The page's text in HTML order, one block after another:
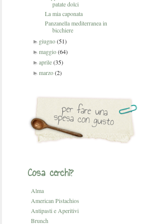
patate dolci
La mia caponata
Panzanella mediterranea in
bicchiere
►giugno (51)
►maggio (64)
►aprile (35)
►marzo (2)
Cosa cerchi?
Alma
American Pistachios
Antipasti e Aperitivi
Brunch